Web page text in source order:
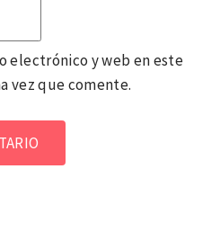
electrónico y web en este
vez que comente.